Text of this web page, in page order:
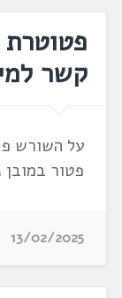
קשר
על השורש
פטור
13/02/2025